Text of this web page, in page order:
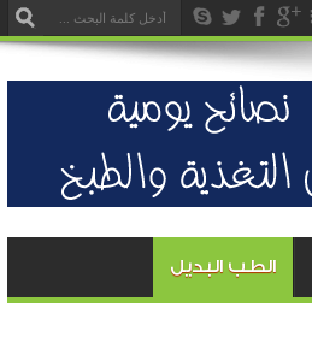
الطب البديل